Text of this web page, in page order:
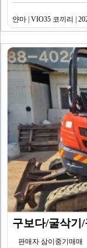
얀마 | VIO35 코끼리 |
판매자 삼이중기매매